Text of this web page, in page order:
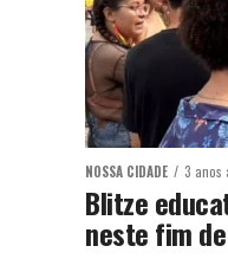
NOSSA CIDADE 3 anos
Blitze
neste fim